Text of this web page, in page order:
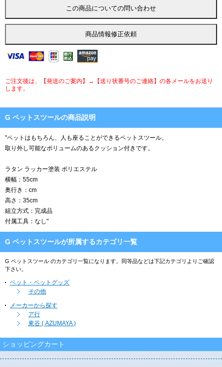
ご注文後は、【発送のご案内】→【送り状番号のご連絡】の各メールをお送り
します。
G ペットスツールの商品説明
"ペットはもちろん、人も座ることができるペットスツール。
取り外し可能なボリュームのあるクッション付きです。
ラタン ラッカー塗装 ポリエステル
横幅：55cm
奥行き：cm
高さ：35cm
組立方式：完成品
付属工具：なし"
G ペットスツールが所属するカテゴリ一覧
G ペットスツール のカテゴリ一覧になります。同等品などは下記カテゴリよりご確認
下さい。
ペット・ペットグッズ
その他
メーカーから探す
ア行
東谷 ( AZUMAYA )
ショッピングカート